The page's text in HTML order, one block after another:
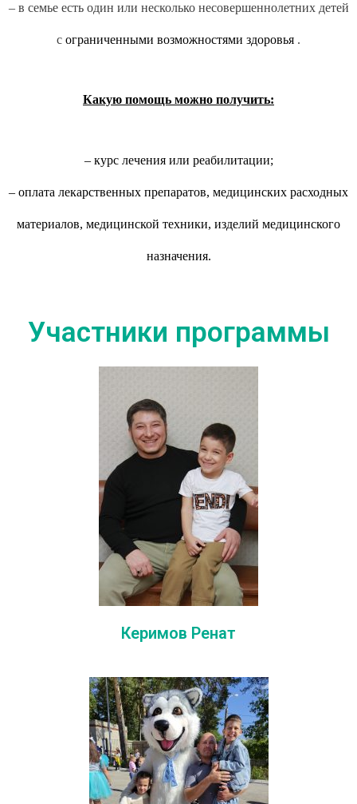
– в семье есть один или несколько несовершеннолетних детей
с ограниченными возможностями здоровья .
Какую помощь можно получить:
– курс лечения или реабилитации;
– оплата лекарственных препаратов, медицинских расходных
материалов, медицинской техники, изделий медицинского
назначения.
Участники программы
Керимов Ренат